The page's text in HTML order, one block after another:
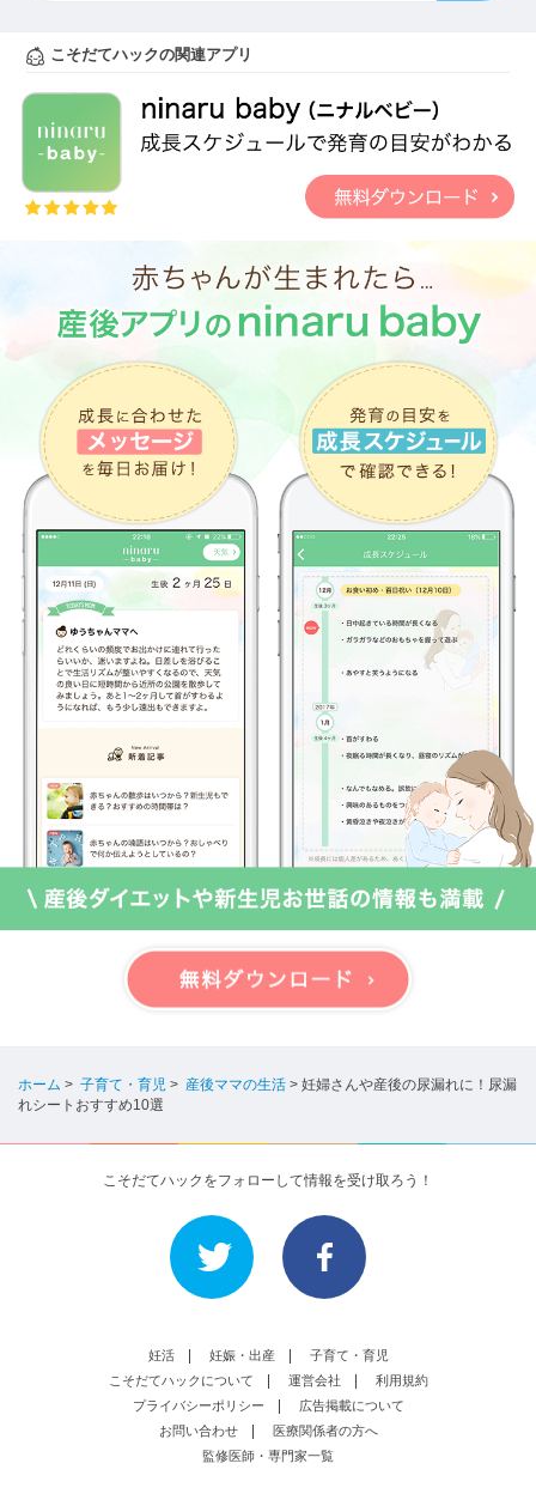
こそだてハックの関連アプリ
ホーム > 子育て・育児 > 産後ママの生活 > 妊婦さんや産後の尿漏れに！尿漏
れシートおすすめ10選
こそだてハックをフォローして情報を受け取ろう！
妊活 妊娠・出産
子育て・育児
こそだてハックについて
運営会社
利用規約
プライバシーポリシー
広告掲載について
お問い合わせ
医療関係者の方へ
監修医師・専門家一覧